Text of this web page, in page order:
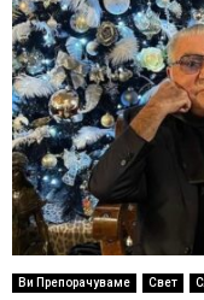
Ви Препорачуваме Свет